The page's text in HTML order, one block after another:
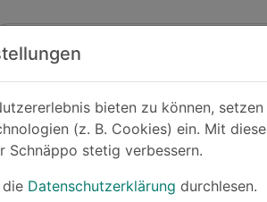
bieten zu können, setzen
(z. B. Cookies) ein. Mit
Schnäppo stetig verbessern.
Datenschutzerklärung durchlesen.
-26%